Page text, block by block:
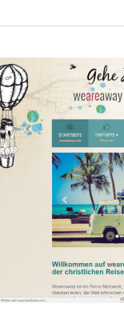
Christliche
Reisecommunity